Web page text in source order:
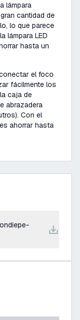
lámpara
cantidad de
lo que parece
lámpara LED
hasta un
el foco
fácilmente los
caja de
abrazadera
Con el
ahorrar hasta